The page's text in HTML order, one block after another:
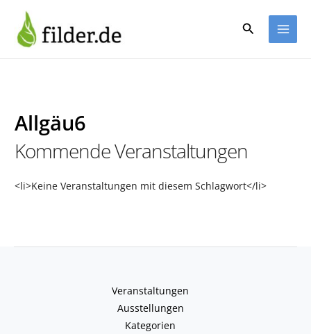
Inhalt
springen
Suchen
Allgäu6
Kommende Veranstaltungen
<li>Keine Veranstaltungen mit diesem Schlagwort</li>
Veranstaltungen
Ausstellungen
Kategorien